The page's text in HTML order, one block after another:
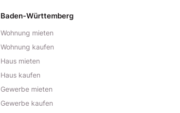
Baden-Württemberg
Wohnung mieten
Wohnung kaufen
Haus mieten
Haus kaufen
Gewerbe mieten
Gewerbe kaufen